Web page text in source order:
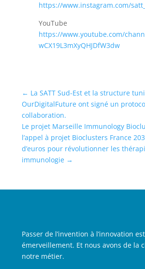
https://www.instagram.com/
YouTube
https://www.youtube.com/
wCX19L3mXyQHJDfW3dw
← La SATT Sud-Est et la structure
OurDigitalFuture ont signé un
collaboration.
Le projet Marseille Immunology
l’appel à projet Bioclusters France
d’euros pour révolutionner les
immunologie→
Passer de l’invention à l’innovation
émerveillement. Et nous avons de la
notre métier.